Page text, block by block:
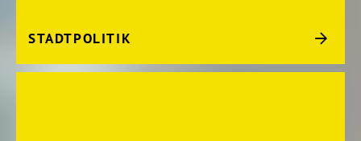
STADTPOLITIK